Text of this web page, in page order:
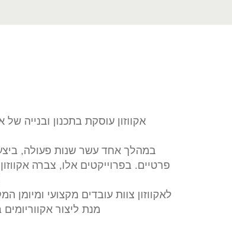
אקווזון עוסקת בתכנון ובנייה
במהלך אחד עשר שנות פעולה, ביצע
פרטיים. בפרוייקטים אלו, צברה
לאקווזון צוות עובדים מקצועי
מנת ליצור